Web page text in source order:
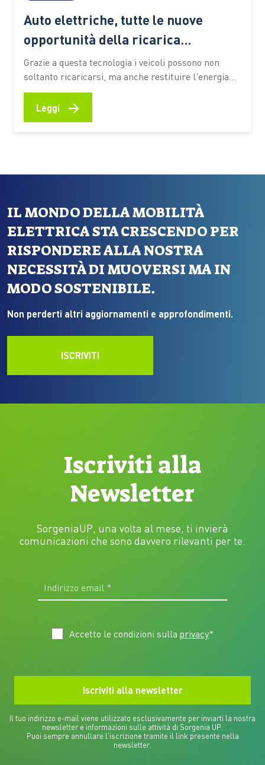
Auto elettriche, tutte le nuove
opportunità della ricarica
bidirezionale
Grazie a questa tecnologia i veicoli possono non
soltanto ricaricarsi, ma anche restituire l’energia
accumulata agli edifici o direttamente alla rete
elettrica. L’esordio “ufficiale” potrebbe avvenire nel
Leggi →
IL MONDO DELLA MOBILITÀ
ELETTRICA STA CRESCENDO PER
RISPONDERE ALLA NOSTRA
NECESSITÀ DI MUOVERSI MA IN
MODO SOSTENIBILE.
Non perderti altri aggiornamenti e approfondimenti.
ISCRIVITI
Iscriviti alla
Newsletter
SorgeniaUP, una volta al mese, ti invierà
comunicazioni che sono davvero rilevanti per te.
Accetto le condizioni sulla privacy*
Il tuo indirizzo e-mail viene utilizzato esclusivamente per inviarti la nostra
newsletter e informazioni sulle attività di Sorgenia UP.
Puoi sempre annullare l'iscrizione tramite il link presente nella
newsletter.